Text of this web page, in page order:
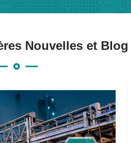
Nouvelles et Blog